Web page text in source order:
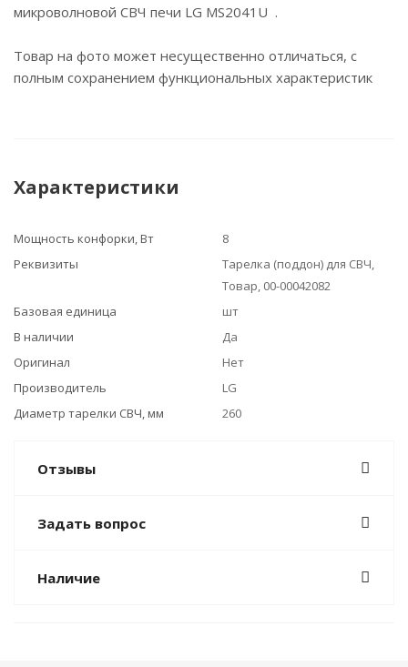
микроволновой СВЧ печи LG MS2041U .
Товар на фото может несущественно отличаться, с
полным сохранением функциональных характеристик
Характеристики
Мощность конфорки, Вт
8
Реквизиты
Тарелка (поддон) для СВЧ,
Товар, 00-00042082
Базовая единица
шт
В наличии
Да
Оригинал
Нет
Производитель
LG
Диаметр тарелки СВЧ, мм
260
Отзывы
Задать вопрос
Наличие